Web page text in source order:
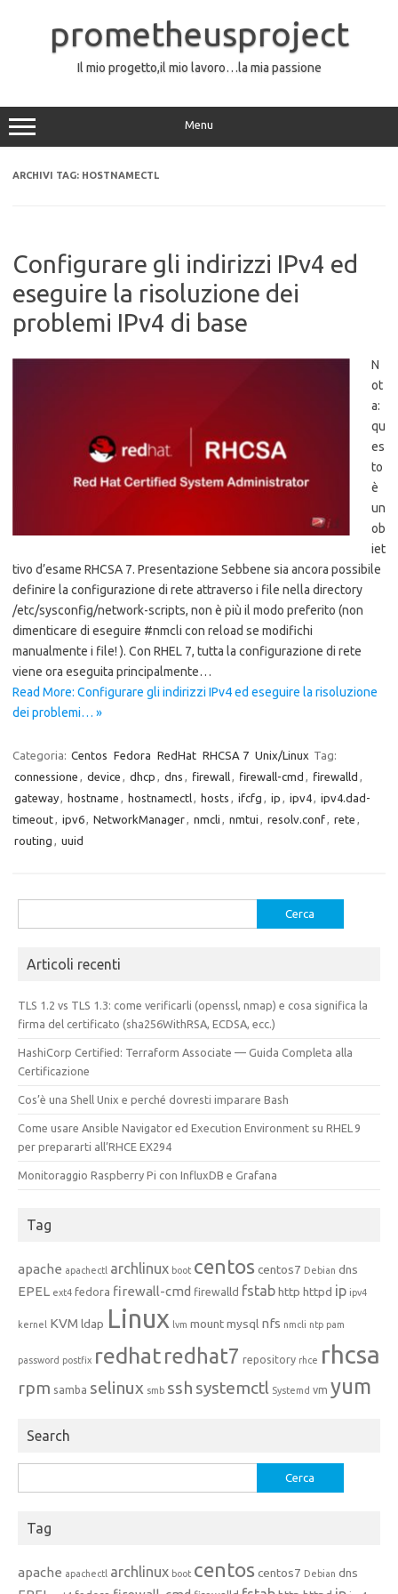
contenutoprometheusproject
Il mio progetto,il mio lavoro…la mia passione
Menu
ARCHIVI TAG: HOSTNAMECTL
Configurare gli indirizzi IPv4 ed
eseguire la risoluzione dei
problemi IPv4 di base
N
ot
a:
qu
es
to
è
un
ob
iet
tivo d’esame RHCSA 7. Presentazione Sebbene sia ancora possibile
definire la configurazione di rete attraverso i file nella directory
/etc/sysconfig/network-scripts, non è più il modo preferito (non
dimenticare di eseguire #nmcli con reload se modifichi
manualmente i file! ). Con RHEL 7, tutta la configurazione di rete
viene ora eseguita principalmente…
Read More: Configurare gli indirizzi IPv4 ed eseguire la risoluzione
dei problemi… »
Categoria: Centos Fedora RedHat RHCSA 7 Unix/Linux Tag:
connessione , device , dhcp , dns , firewall, firewall-cmd , firewalld ,
gateway, hostname , hostnamectl, hosts , ifcfg , ip , ipv4, ipv4.dad-
timeout, ipv6, NetworkManager, nmcli , nmtui , resolv.conf, rete ,
routing , uuid
per:
Articoli recenti
TLS 1.2 vs TLS 1.3: come verificarli (openssl, nmap) e cosa significa la
firma del certificato (sha256WithRSA, ECDSA, ecc.)
HashiCorp Certified: Terraform Associate — Guida Completa alla
Certificazione
Cos’è una Shell Unix e perché dovresti imparare Bash
Come usare Ansible Navigator ed Execution Environment su RHEL 9
per prepararti all’RHCE EX294
Monitoraggio Raspberry Pi con InfluxDB e Grafana
Tag
apache apachectl archlinux boot centoscentos7 Debian dns
EPEL ext4 fedora firewall-cmd firewalld fstabhttp httpd ip ipv4
kernel KVM ldap Linux lvm mountmysql nfs nmcli ntp pam
password postfix redhatredhat7 repository rhce rhcsa
rpm samba selinux smb ssh systemctl Systemd vm yum
Search
per:
Tag
apache apachectl archlinux boot centoscentos7 Debian dns